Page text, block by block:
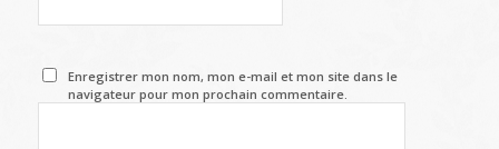
Enregistrer mon nom, mon e-mail et mon site dans le
navigateur pour mon prochain commentaire.